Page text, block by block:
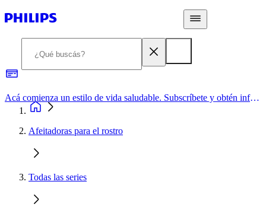
Acá comienza un estilo de vida saludable. Subscríbete y obtén información de primera mano
Afeitadoras para el rostro
Todas las series